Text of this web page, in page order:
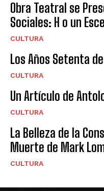
Obra Teatral se
Sociales: H o un
CULTURA
Los Años Setenta
CULTURA
Un Artículo de
CULTURA
La Belleza de la
Muerte de Mark
CULTURA